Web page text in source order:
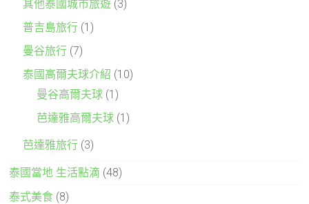
其他泰國城市旅遊 (3)
普吉島旅行 (1)
曼谷旅行 (7)
泰國高爾夫球介紹 (10)
曼谷高爾夫球 (1)
芭達雅高爾夫球 (1)
芭達雅旅行 (3)
泰國當地 生活點滴 (48)
泰式美食 (8)